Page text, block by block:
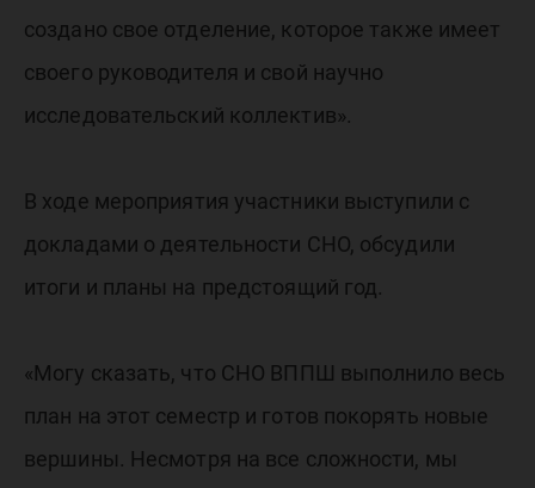
создано свое отделение, которое также имеет
своего руководителя и свой научно
исследовательский коллектив».
В ходе мероприятия участники выступили с
докладами о деятельности СНО, обсудили
итоги и планы на предстоящий год.
«Могу сказать, что СНО ВППШ выполнило весь
план на этот семестр и готов покорять новые
вершины. Несмотря на все сложности, мы